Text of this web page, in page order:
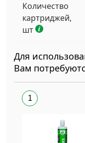
Количество
картриджей,
шт
Для
Вам
1